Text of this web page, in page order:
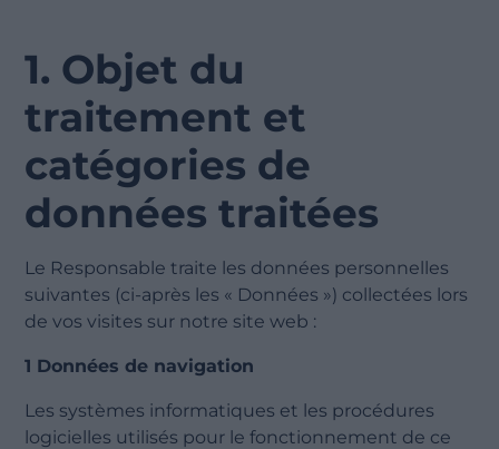
1. Objet du
traitement et
catégories de
données traitées
Le Responsable traite les données personnelles
suivantes (ci-après les « Données ») collectées lors
de vos visites sur notre site web :
1 Données de navigation
Les systèmes informatiques et les procédures
logicielles utilisés pour le fonctionnement de ce